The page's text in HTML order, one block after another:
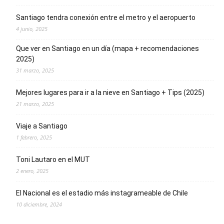
Santiago tendra conexión entre el metro y el aeropuerto
4 junio, 2025
Que ver en Santiago en un día (mapa + recomendaciones
2025)
31 marzo, 2025
Mejores lugares para ir a la nieve en Santiago + Tips (2025)
21 marzo, 2025
Viaje a Santiago
1 febrero, 2025
Toni Lautaro en el MUT
2 enero, 2025
El Nacional es el estadio más instagrameable de Chile
10 diciembre, 2024